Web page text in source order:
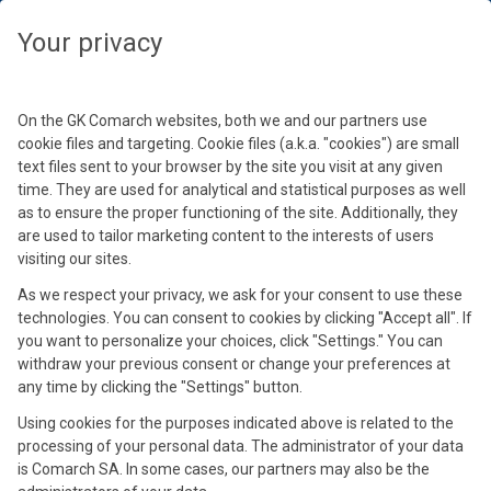
Kontynuuj
Your privacy
On the GK Comarch websites, both we and our partners use
cookie files and targeting. Cookie files (a.k.a. "cookies") are small
text files sent to your browser by the site you visit at any given
time. They are used for analytical and statistical purposes as well
as to ensure the proper functioning of the site. Additionally, they
are used to tailor marketing content to the interests of users
visiting our sites.
As we respect your privacy, we ask for your consent to use these
technologies. You can consent to cookies by clicking "Accept all". If
you want to personalize your choices, click "Settings." You can
withdraw your previous consent or change your preferences at
any time by clicking the "Settings" button.
Using cookies for the purposes indicated above is related to the
processing of your personal data. The administrator of your data
is Comarch SA. In some cases, our partners may also be the
Paweł Krupa
Product Manager – systemy FK/HR
Doświadczenie zdobywał w spółkach audytowych, w których
zajmował się badaniem sprawozdań finansowych
przedsiębiorstw z wielu branż. Obecnie jest Product Managerem
rozwiązań Comarch ERP z obszaru finansów i księgowości. Paweł
zajmuje się również wsparciem sprzedaży systemów Comarch
Wojciech Garczyński
Doradca podatkowy w kancelarii C&C
Chakowski & Ciszek
Od ponad 12 lat wspiera klientów polskich i międzynarodowych
przy strukturyzowaniu transakcji, finansowaniu dłużnym
czy wyborze właściwych form prowadzenia działalności. Doradza
Paulina Ziarek
Konsultant Business Intelligence, Product
Owner Comarch Data Editor
Absolwentka kierunku Rachunkowość i Controlling
na Uniwersytecie Ekonomicznym w Krakowie. Od 2016 związana
z firmą Comarch. Zajmuje się konsultingiem w zakresie doboru